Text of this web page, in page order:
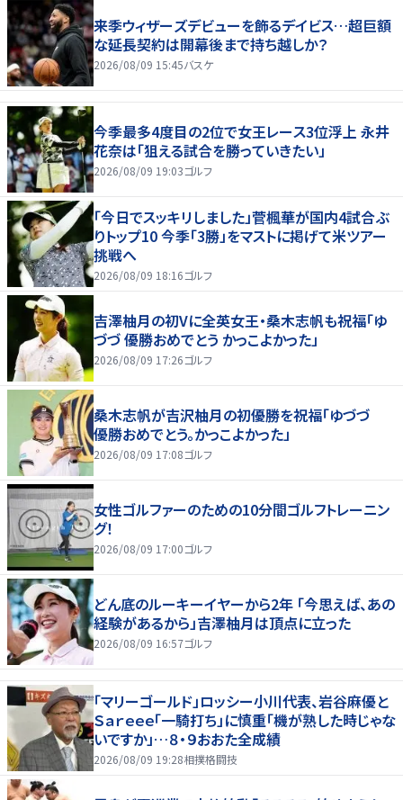
来季ウィザーズデビューを飾るデイビス…超巨額
な延長契約は開幕後まで持ち越しか？
2026/08/09 15:45バスケ
今季最多4度目の2位で女王レース3位浮上 永井
花奈は「狙える試合を勝っていきたい」
2026/08/09 19:03ゴルフ
「今日でスッキリしました」菅楓華が国内4試合ぶ
りトップ10 今季「3勝」をマストに掲げて米ツアー
挑戦へ
2026/08/09 18:16ゴルフ
吉澤柚月の初Vに全英女王・桑木志帆も祝福「ゆ
づづ 優勝おめでとう かっこよかった」
2026/08/09 17:26ゴルフ
桑木志帆が吉沢柚月の初優勝を祝福「ゆづづ
優勝おめでとう。かっこよかった」
2026/08/09 17:08ゴルフ
女性ゴルファーのための10分間ゴルフトレーニン
グ！
2026/08/09 17:00ゴルフ
どん底のルーキーイヤーから2年 「今思えば、あの
経験があるから」吉澤柚月は頂点に立った
2026/08/09 16:57ゴルフ
「マリーゴールド」ロッシー小川代表、岩谷麻優と
Ｓａｒｅｅｅ「一騎打ち」に慎重「機が熟した時じゃな
いですか」…８・９おおた全成績
2026/08/09 19:28相撲格闘技